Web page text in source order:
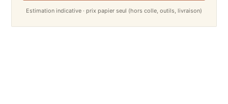
Estimation indicative · prix papier seul (hors colle, outils, livraison)